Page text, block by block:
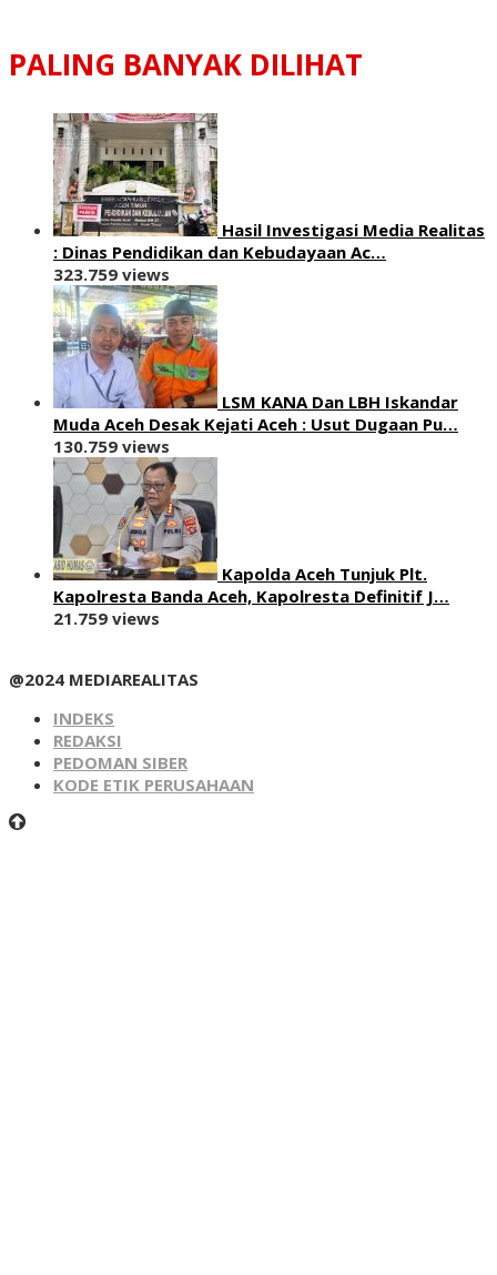
PALING BANYAK DILIHAT
Hasil Investigasi Media Realitas
: ‎Dinas Pendidikan dan Kebudayaan Ac…
323.759 views
LSM KANA Dan LBH Iskandar
Muda Aceh Desak Kejati Aceh : Usut Dugaan Pu…
130.759 views
Kapolda Aceh Tunjuk Plt.
Kapolresta Banda Aceh, Kapolresta Definitif J…
21.759 views
@2024 MEDIAREALITAS
INDEKS
REDAKSI
PEDOMAN SIBER
KODE ETIK PERUSAHAAN